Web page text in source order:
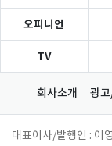
오피니언
TV
회사소개 광
대표이사/발행인 : 이